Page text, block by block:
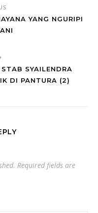
YANG NGURIPI
SYAILENDRA
DI PANTURA (2)
Required fields are